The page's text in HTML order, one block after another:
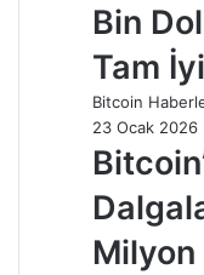
Bin
Tam
Bitcoin
23 Ocak 2026
Milyon